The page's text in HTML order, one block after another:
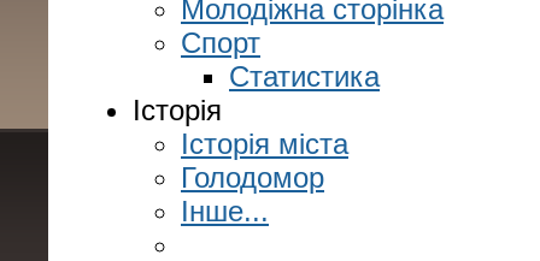
Молодіжна сторінка
Спорт
Статистика
Історія
Історія міста
Голодомор
Інше...